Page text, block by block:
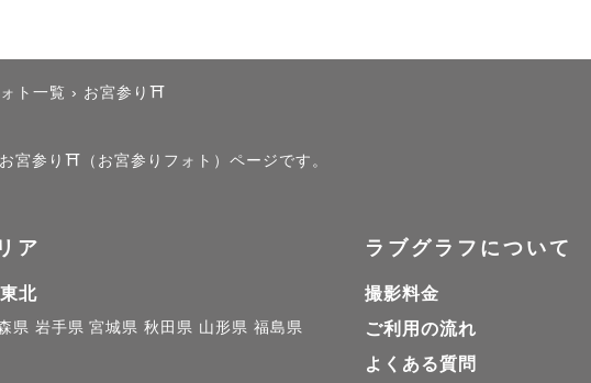
て撮影していきますので
ト一覧 › お宮参り⛩️
宮参り⛩️（お宮参りフォト）ページです。
ア
北
県 岩手県 宮城県 秋田県 山形県 福島県
ラブグラフについて
撮影料金
ご利用の流れ
よくある質問